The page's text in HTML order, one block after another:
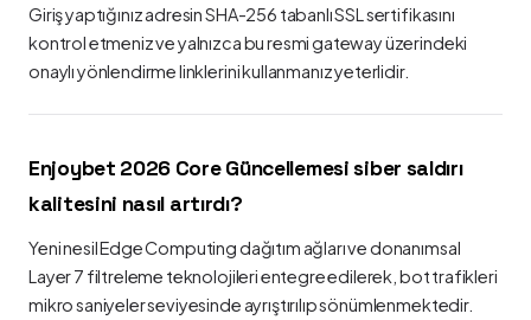
Giriş yaptığınız adresin SHA-256 tabanlı SSL sertifikasını
kontrol etmeniz ve yalnızca bu resmi gateway üzerindeki
onaylı yönlendirme linklerini kullanmanız yeterlidir.
Enjoybet 2026 Core Güncellemesi siber saldırı
kalitesini nasıl artırdı?
Yeni nesil Edge Computing dağıtım ağları ve donanımsal
Layer 7 filtreleme teknolojileri entegre edilerek, bot trafikleri
mikro saniyeler seviyesinde ayrıştırılıp sönümlenmektedir.